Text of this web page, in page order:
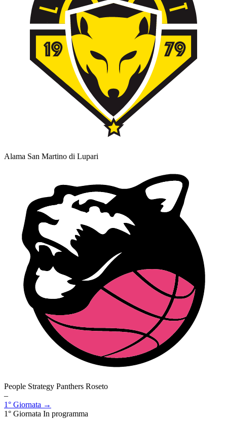
Alama San Martino di Lupari
People Strategy Panthers Roseto
–
1° Giornata →
1° Giornata In programma